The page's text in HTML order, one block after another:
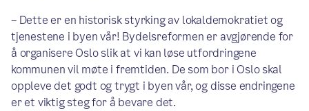
– ‎Dette er en historisk styrking av lokaldemokratiet og
tjenestene i byen vår! Bydelsreformen er avgjørende for
å organisere Oslo slik at vi kan løse utfordringene
kommunen vil møte i fremtiden. De som bor i Oslo skal
oppleve det godt og trygt i byen vår, og disse endringene
er et viktig steg for å bevare det.